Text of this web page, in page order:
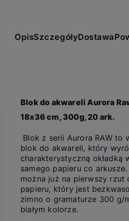
OpisSzczegółyDostawa
Blok do akwareli Aurora
18x36 cm, 300g, 20 ark.
Blok z serii Aurora RAW to
blok do akwareli, który
charakterystyczną okładką
samego papieru co
można już na pierwszy rzut
papieru, który jest
zimno o gramaturze 300 g/
białym kolorze.